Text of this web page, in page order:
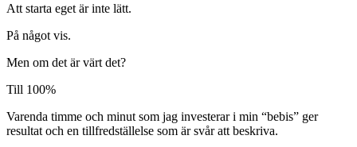
Att starta eget är inte lätt.
På något vis.
Men om det är värt det?
Till 100%
Varenda timme och minut som jag investerar i min “bebis” ger
resultat och en tillfredställelse som är svår att beskriva.